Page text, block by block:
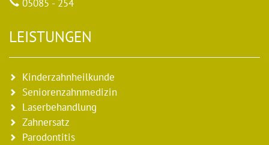
05085 - 254
LEISTUNGEN
Kinderzahnheilkunde
Seniorenzahnmedizin
Laserbehandlung
Zahnersatz
Parodontitis